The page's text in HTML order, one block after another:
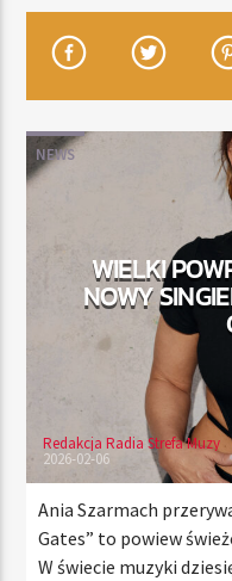
TERAZ GRAMY
TYTUŁ
ARTYSTA
RADIO
11:00 20:00
Radio Strefa Muzy
NEWS
WIELKI
NOWY
Redakcja Radia Strefa Muzy
2026-02-06
Ania Szarmach
Gates” to powiew
W świecie muzyki